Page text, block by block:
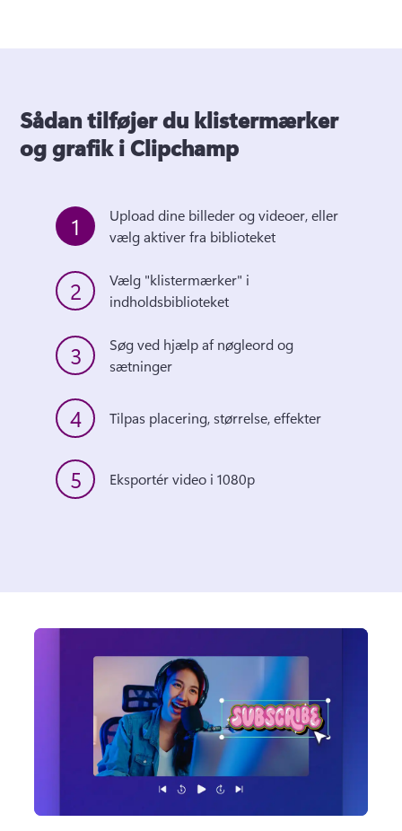
Sådan tilføjer du klistermærker
og grafik i Clipchamp
1
Upload dine billeder og videoer, eller
2
Vælg "klistermærker" i
indholdsbiblioteket
3
Søg ved hjælp af nøgleord og
sætninger
4 Tilpas placering, størrelse, effekter
5